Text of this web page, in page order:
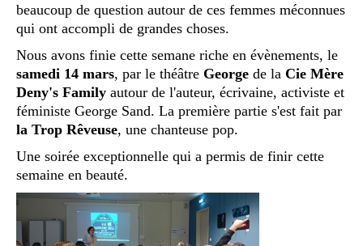
beaucoup de question autour de ces femmes méconnues
qui ont accompli de grandes choses.
Nous avons finie cette semane riche en évènements, le
samedi 14 mars, par le théâtre George de la Cie Mère
Deny's Family autour de l'auteur, écrivaine, activiste et
féministe George Sand. La première partie s'est fait par
la Trop Rêveuse, une chanteuse pop.
Une soirée exceptionnelle qui a permis de finir cette
semaine en beauté.